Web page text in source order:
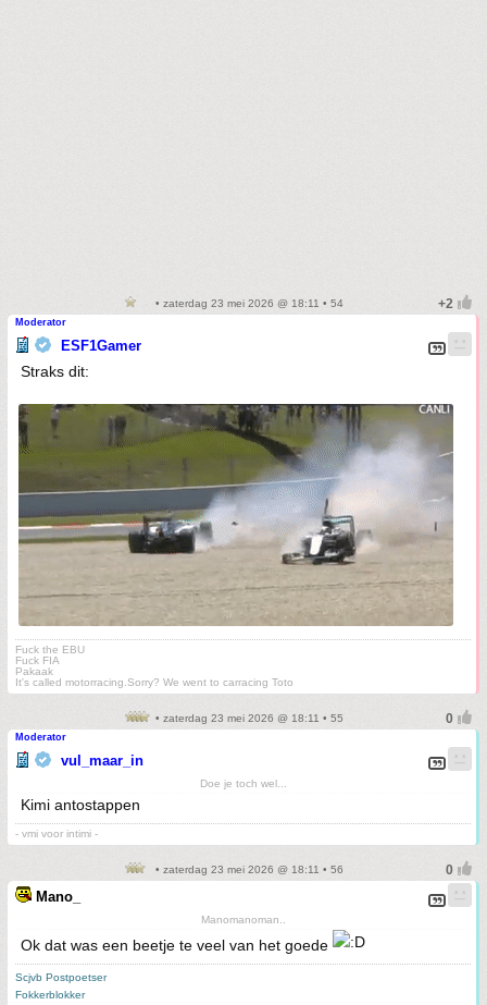
• zaterdag 23 mei 2026 @ 18:11 • 54
Moderator
ESF1Gamer
Straks dit:
Fuck the EBU
Fuck FIA
Pakaak
It's called motorracing.Sorry? We went to carracing Toto
• zaterdag 23 mei 2026 @ 18:11 • 55
Moderator
vul_maar_in
Doe je toch wel...
Kimi antostappen
- vmi voor intimi -
• zaterdag 23 mei 2026 @ 18:11 • 56
Mano_
Manomanoman..
Ok dat was een beetje te veel van het goede
Scjvb Postpoetser
Fokkerblokker